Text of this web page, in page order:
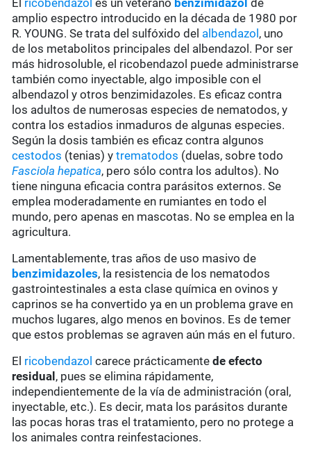
El ricobendazol es un veterano benzimidazol de
amplio espectro introducido en la década de 1980 por
R. YOUNG. Se trata del sulfóxido del albendazol , uno
de los metabolitos principales del albendazol. Por ser
más hidrosoluble, el ricobendazol puede administrarse
también como inyectable, algo imposible con el
albendazol y otros benzimidazoles. Es eficaz contra
los adultos de numerosas especies de nematodos, y
contra los estadios inmaduros de algunas especies.
Según la dosis también es eficaz contra algunos
cestodos (tenias) ytrematodos (duelas, sobre todo
Fasciola hepatica, pero sólo contra los adultos). No
tiene ninguna eficacia contra parásitos externos. Se
emplea moderadamente en rumiantes en todo el
mundo, pero apenas en mascotas. No se emplea en la
agricultura.
Lamentablemente, tras años de uso masivo de
benzimidazoles, la resistencia de los nematodos
gastrointestinales a esta clase química en ovinos y
caprinos se ha convertido ya en un problema grave en
muchos lugares, algo menos en bovinos. Es de temer
que estos problemas se agraven aún más en el futuro.
El ricobendazol carece prácticamente de efecto
residual , pues se elimina rápidamente,
independientemente de la vía de administración (oral,
inyectable, etc.). Es decir, mata los parásitos durante
las pocas horas tras el tratamiento, pero no protege a
los animales contra reinfestaciones.